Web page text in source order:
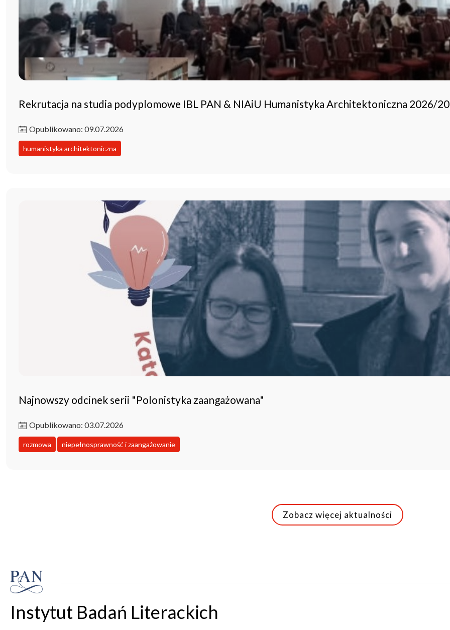
Rekrutacja na studia podyplomowe IBL PAN & NIAiU Humanistyka Architektoniczna 2026/
Opublikowano: 09.07.2026
humanistyka architektoniczna
Najnowszy odcinek serii "Polonistyka zaangażowana"
Opublikowano: 03.07.2026
rozmowa niepełnosprawność i zaangażowanie
Zobacz więcej aktualności
Instytut Badań Literackich